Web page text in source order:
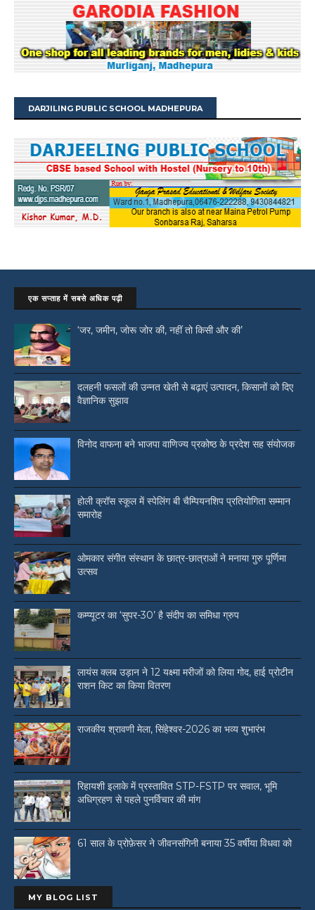
DARJILING PUBLIC SCHOOL MADHEPURA
एक सप्ताह में सबसे अधिक पढ़ी
‘जर, जमीन, जोरू जोर की, नहीं तो किसी और की’
दलहनी फसलों की उन्नत खेती से बढ़ाएं उत्पादन, किसानों को दिए
वैज्ञानिक सुझाव
विनोद वाफना बने भाजपा वाणिज्य प्रकोष्ठ के प्रदेश सह संयोजक
होली क्रॉस स्कूल में स्पेलिंग बी चैम्पियनशिप प्रतियोगिता सम्मान
समारोह
ओमकार संगीत संस्थान के छात्र-छात्राओं ने मनाया गुरु पूर्णिमा
उत्सव
कम्प्यूटर का ‘सुपर-30’ है संदीप का समिधा ग्रुप
लायंस क्लब उड़ान ने 12 यक्ष्मा मरीजों को लिया गोद, हाई प्रोटीन
राशन किट का किया वितरण
राजकीय श्रावणी मेला, सिंहेश्वर-2026 का भव्य शुभारंभ
रिहायशी इलाके में प्रस्तावित STP-FSTP पर सवाल, भूमि
अधिग्रहण से पहले पुनर्विचार की मांग
61 साल के प्रोफ़ेसर ने जीवनसंगिनी बनाया 35 वर्षीया विधवा को
MY BLOG LIST